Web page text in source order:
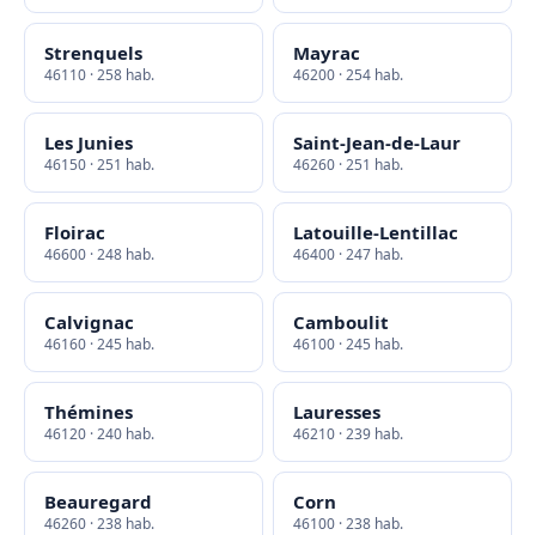
Strenquels
46110 · 258 hab.
Mayrac
46200 · 254 hab.
Les Junies
46150 · 251 hab.
Saint-Jean-de-Laur
46260 · 251 hab.
Floirac
46600 · 248 hab.
Latouille-Lentillac
46400 · 247 hab.
Calvignac
46160 · 245 hab.
Camboulit
46100 · 245 hab.
Thémines
46120 · 240 hab.
Lauresses
46210 · 239 hab.
Beauregard
46260 · 238 hab.
Corn
46100 · 238 hab.